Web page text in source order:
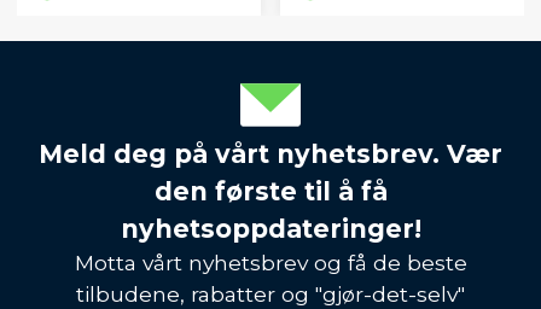
Meld deg på vårt nyhetsbrev. Vær
den første til å få
nyhetsoppdateringer!
Motta vårt nyhetsbrev og få de beste
tilbudene, rabatter og "gjør-det-selv"